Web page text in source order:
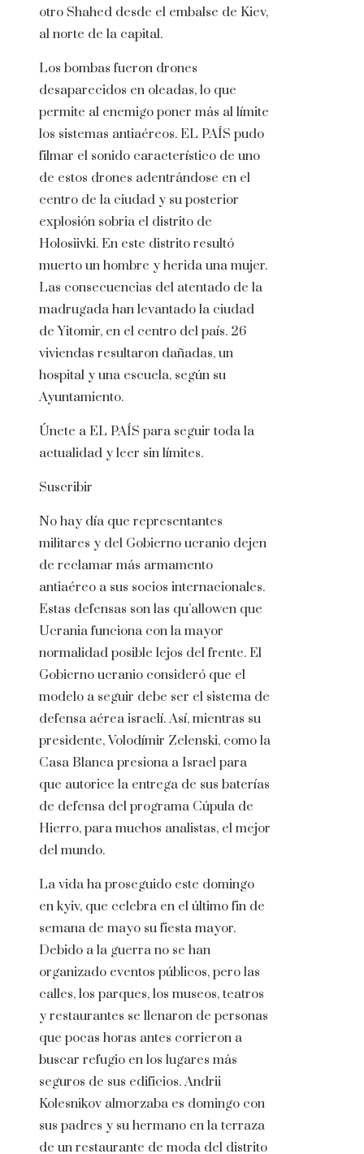
otro Shahed desde el embalse de Kiev,
al norte de la capital.
Los bombas fueron drones
desaparecidos en oleadas, lo que
permite al enemigo poner más al límite
los sistemas antiaéreos. EL PAÍS pudo
filmar el sonido característico de uno
de estos drones adentrándose en el
centro de la ciudad y su posterior
explosión sobria el distrito de
Holosiivki. En este distrito resultó
muerto un hombre y herida una mujer.
Las consecuencias del atentado de la
madrugada han levantado la ciudad
de Yitomir, en el centro del país. 26
viviendas resultaron dañadas, un
hospital y una escuela, según su
Ayuntamiento.
Únete a EL PAÍS para seguir toda la
actualidad y leer sin límites.
Suscribir
No hay día que representantes
militares y del Gobierno ucranio dejen
de reclamar más armamento
antiaéreo a sus socios internacionales.
Estas defensas son las qu’allowen que
Ucrania funciona con la mayor
normalidad posible lejos del frente. El
Gobierno ucranio consideró que el
modelo a seguir debe ser el sistema de
defensa aérea israelí. Así, mientras su
presidente, Volodímir Zelenski, como la
Casa Blanca presiona a Israel para
que autorice la entrega de sus baterías
de defensa del programa Cúpula de
Hierro, para muchos analistas, el mejor
del mundo.
La vida ha proseguido este domingo
en kyiv, que celebra en el último fin de
semana de mayo su fiesta mayor.
Debido a la guerra no se han
organizado eventos públicos, pero las
calles, los parques, los museos, teatros
y restaurantes se llenaron de personas
que pocas horas antes corrieron a
buscar refugio en los lugares más
seguros de sus edificios. Andrii
Kolesnikov almorzaba es domingo con
sus padres y su hermano en la terraza
de un restaurante de moda del distrito